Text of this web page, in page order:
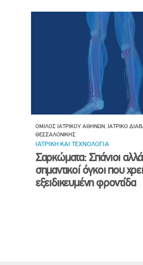
ΟΜΙΛΟΣ ΙΑΤΡΙΚΟΥ ΑΘΗΝΩΝ, ΙΑΤΡΙΚΟ
ΘΕΣΣΑΛΟΝΙΚΗΣ
ΙΑΤΡΙΚΗ ΚΑΙ ΤΕΧΝΟΛΟΓΙΑ
Σαρκώματα: Σπάνιοι αλλά
σημαντικοί όγκοι που
εξειδικευμένη φροντίδα